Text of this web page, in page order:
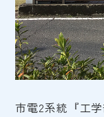
市電2系統『工